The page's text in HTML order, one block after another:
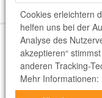
Schmuck & Uhren
Über uns Unser Team
Shops
Sonderaktionen
Neueste Gutscheine
rewardo.ch
rewardo.at
Cookies erleichtern
helfen uns bei der
Analyse des
akzeptieren“
anderen Tracking-
Mehr Informationen: